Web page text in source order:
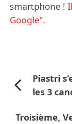
smartphone !
Google".
Piastri
les 3
Troisième,